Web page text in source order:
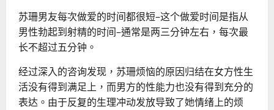
苏珊男友每次做爱的时间都很短–这个做爱时间是指从
男性勃起到射精的时间–通常是两三分钟左右，每次最
长不超过五分钟。
经过深入的咨询发现，苏珊烦恼的原因归结在女方性生
活没有得到满足上，而男方的性能力也没有得到充分的
表达。由于反复的生理冲动发放导致了她情绪上的烦